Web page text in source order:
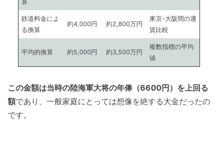
算
鉄道料金によ
る換算
約4,000円 約2,800万円
東京-大阪間の運
賃比較
平均的換算 約5,000円 約3,500万円
複数指標の平均
値
この金額は当時の陸海軍大将の年俸（6600円）を上回る
額であり、一般家庭にとっては想像を絶する大金だったの
です。